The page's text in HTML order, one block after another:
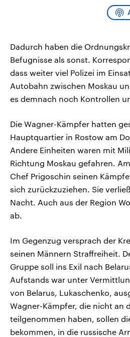
Dadurch haben die
Befugnisse als sonst.
dass weiter viel Polizei im
Autobahn zwischen Moskau
es demnach noch Kontrollen
Die Wagner-Kämpfer hatten
Hauptquartier in Rostow am
Andere Einheiten waren mit
Richtung Moskau gefahren.
Chef Prigoschin seinen
sich zurückzuziehen. Sie
Nacht. Auch aus der Region
ab.
Im Gegenzug versprach der
seinen Männern Straffreiheit.
Gruppe soll ins Exil nach
Aufstands war unter
von Belarus, Lukaschenko,
Wagner-Kämpfer, die nicht an
teilgenommen haben, sollen
bekommen, in die russische